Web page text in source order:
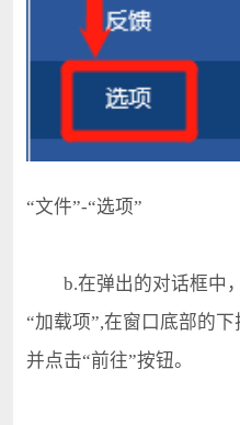
“文件”-“选项”
b.在弹出的对话框中，
“加载项”,在窗口底部的
并点击“前往”按钮。